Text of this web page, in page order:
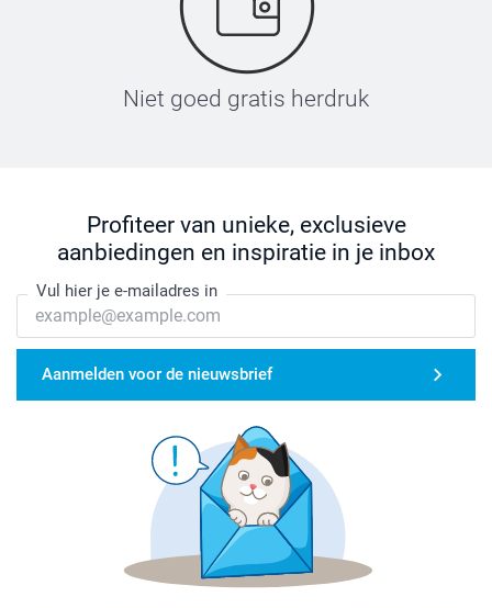
Niet goed gratis herdruk
Profiteer van unieke, exclusieve
aanbiedingen en inspiratie in je inbox
Vul hier je e-mailadres in
Aanmelden voor de nieuwsbrief